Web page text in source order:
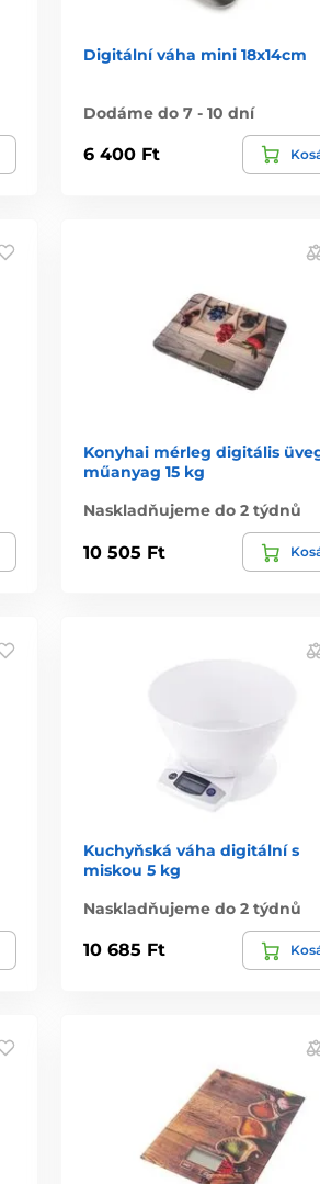
Digitální váha mini 18x14cm
Dodáme do 7 - 10 dní
6 400 Ft
Konyhai mérleg digitális
műanyag 15 kg
Naskladňujeme do 2 týdnů
10 505 Ft
Kuchyňská váha digitální s
miskou 5 kg
Naskladňujeme do 2 týdnů
10 685 Ft